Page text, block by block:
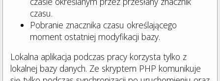
czasu.
Pobranie znacznika czasu określającego
moment ostatniej modyfikacji bazy.
Lokalna aplikacja podczas pracy korzysta tylko z
lokalnej bazy danych. Ze skryptem PHP komunikuje